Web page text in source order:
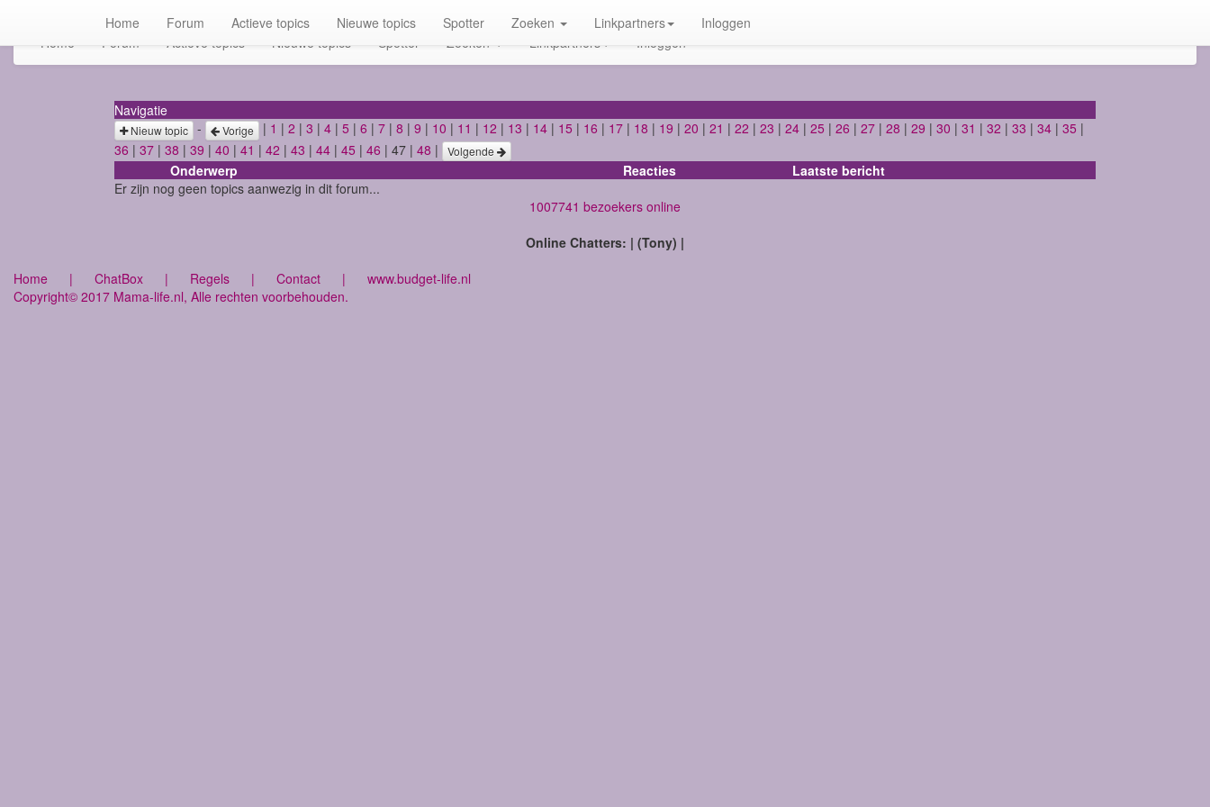
Home Forum Actieve topics Nieuwe topics Spotter Zoeken Linkpartners Inloggen
Home Forum Actieve topics Nieuwe topics Spotter Zoeken Linkpartners Inloggen
Navigatie
Nieuw topic - Vorige | 1 | 2 | 3 | 4 | 5 | 6 | 7 | 8 | 9 | 10 | 11 | 12 | 13 | 14 | 15 | 16 | 17 | 18 | 19 | 20 | 21 | 22 | 23 | 24 | 25 | 26 | 27 | 28 | 29 | 30 | 31 | 32 | 33 | 34 | 35 |
36 | 37 | 38 | 39 | 40 | 41 | 42 | 43 | 44 | 45 | 46 | 47 | 48 | Volgende
Onderwerp Reacties
Laatste bericht
Er zijn nog geen topics aanwezig in dit forum...
1007741 bezoekers online
Online Chatters: | (Tony) |
Home | ChatBox | Regels | Contact | www.budget-life.nl
Copyright© 2017 Mama-life.nl, Alle rechten voorbehouden.